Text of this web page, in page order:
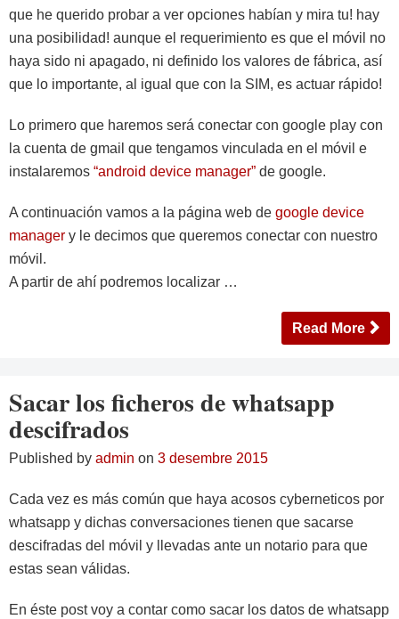
que he querido probar a ver opciones habían y mira tu! hay
una posibilidad! aunque el requerimiento es que el móvil no
haya sido ni apagado, ni definido los valores de fábrica, así
que lo importante, al igual que con la SIM, es actuar rápido!
Lo primero que haremos será conectar con google play con
la cuenta de gmail que tengamos vinculada en el móvil e
instalaremos “android device manager” de google.
A continuación vamos a la página web de google device
manager y le decimos que queremos conectar con nuestro
móvil.
A partir de ahí podremos localizar …
Read More
Sacar los ficheros de whatsapp
descifrados
Published by admin on 3 desembre 2015
Cada vez es más común que haya acosos cyberneticos por
whatsapp y dichas conversaciones tienen que sacarse
descifradas del móvil y llevadas ante un notario para que
estas sean válidas.
En éste post voy a contar como sacar los datos de whatsapp